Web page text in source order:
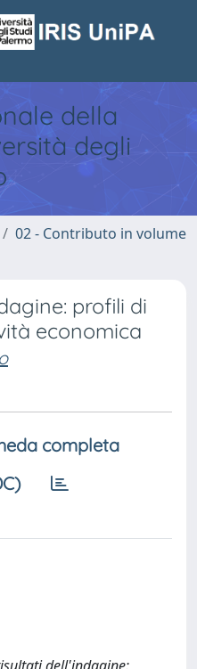
della
degli
02 - Contributo in volume
profili di
economica
completa
dell'indagine: